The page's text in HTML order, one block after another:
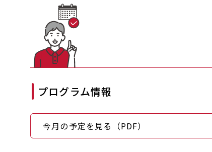
プログラム情報
今月の予定を見る（PDF）